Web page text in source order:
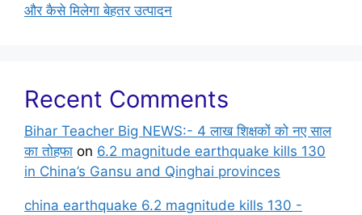
और कैसे मिलेगा बेहतर उत्पादन
Recent Comments
Bihar Teacher Big NEWS:- 4 लाख शिक्षकों को नए साल
का तोहफा on 6.2 magnitude earthquake kills 130
in China’s Gansu and Qinghai provinces
china earthquake 6.2 magnitude kills 130 -